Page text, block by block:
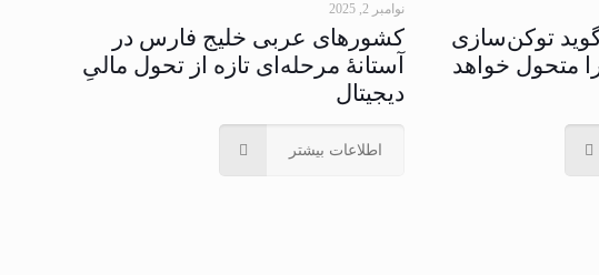
توکن‌سازی
متحول خواهد
نوامبر 2, 2025
کشورهای عربی خلیج فارس در
آستانهٔ مرحله‌ای تازه از تحول مالیِ
دیجیتال
اطلاعات بیشتر